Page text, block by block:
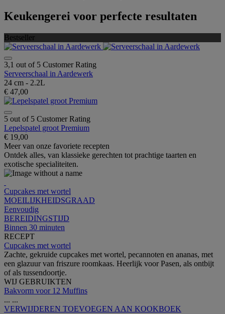
Keukengerei voor perfecte resultaten
Bestseller
3,1 out of 5 Customer Rating
Serveerschaal in Aardewerk
24 cm - 2.2L
€ 47,00
5 out of 5 Customer Rating
Lepelspatel groot Premium
€ 19,00
Meer van onze favoriete recepten
Ontdek alles, van klassieke gerechten tot prachtige taarten en
exotische specialiteiten.
Cupcakes met wortel
MOEILIJKHEIDSGRAAD
Eenvoudig
BEREIDINGSTIJD
Binnen 30 minuten
RECEPT
Cupcakes met wortel
Zachte, gekruide cupcakes met wortel, pecannoten en ananas, met
een glazuur van friszure roomkaas. Heerlijk voor Pasen, als ontbijt
of als tussendoortje.
WIJ GEBRUIKTEN
Bakvorm voor 12 Muffins
... ...
VERWIJDEREN TOEVOEGEN AAN KOOKBOEK